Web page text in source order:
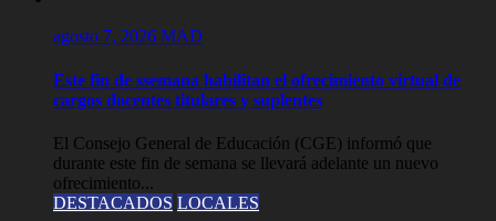
agosto 7, 2026 MAD
Este fin de ssemana habilitan el ofrecimiento virtual de
cargos docentes titulares y suplentes
El Consejo General de Educación (CGE) informó que
durante este fin de semana se llevará adelante un nuevo
ofrecimiento...
DESTACADOS LOCALES